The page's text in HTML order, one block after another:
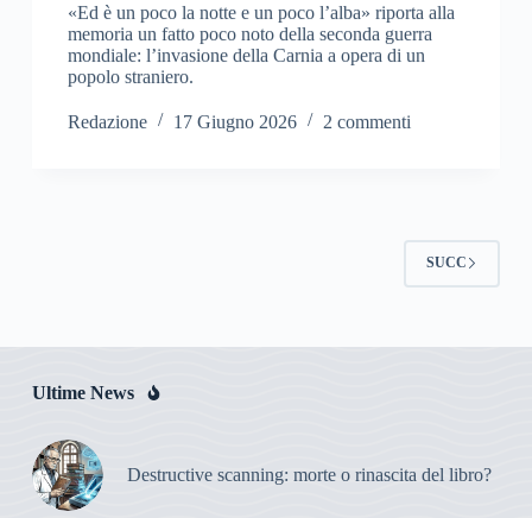
«Ed è un poco la notte e un poco l’alba» riporta alla
memoria un fatto poco noto della seconda guerra
mondiale: l’invasione della Carnia a opera di un
popolo straniero.
Redazione 17 Giugno 2026 2 commenti
SUCC
Ultime News
Destructive scanning: morte o rinascita del libro?